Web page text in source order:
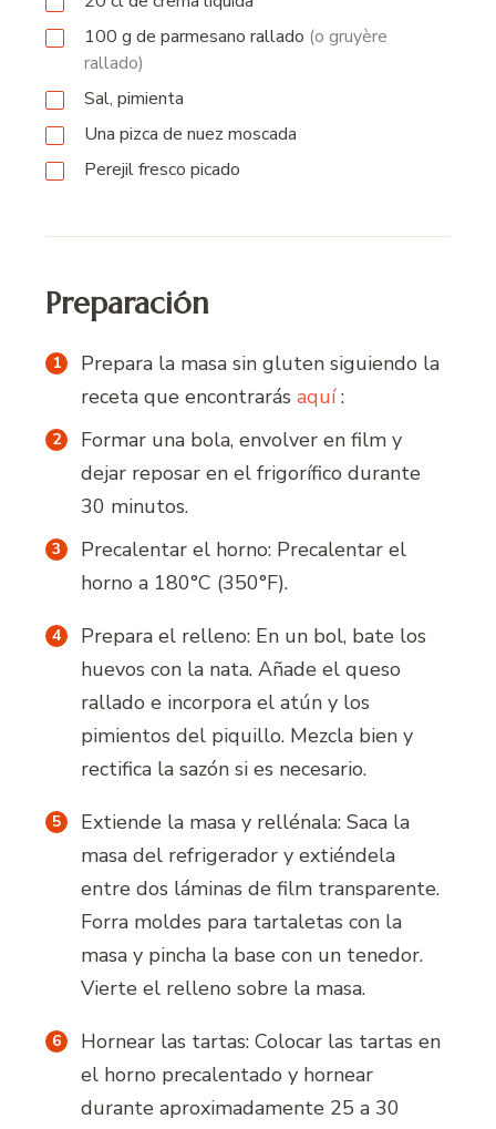
100 g de parmesano rallado (o gruyère
rallado)
Sal, pimienta
Una pizca de nuez moscada
Perejil fresco picado
Preparación
Prepara la masa sin gluten siguiendo la
receta que encontrarásaquí:
Formar una bola, envolver en film y
dejar reposar en el frigorífico durante
30 minutos.
Precalentar el horno: Precalentar el
horno a 180°C (350°F).
Prepara el relleno: En un bol, bate los
huevos con la nata. Añade el queso
rallado e incorpora el atún y los
pimientos del piquillo. Mezcla bien y
rectifica la sazón si es necesario.
Extiende la masa y rellénala: Saca la
masa del refrigerador y extiéndela
entre dos láminas de film transparente.
Forra moldes para tartaletas con la
masa y pincha la base con un tenedor.
Vierte el relleno sobre la masa.
Hornear las tartas: Colocar las tartas en
el horno precalentado y hornear
durante aproximadamente 25 a 30